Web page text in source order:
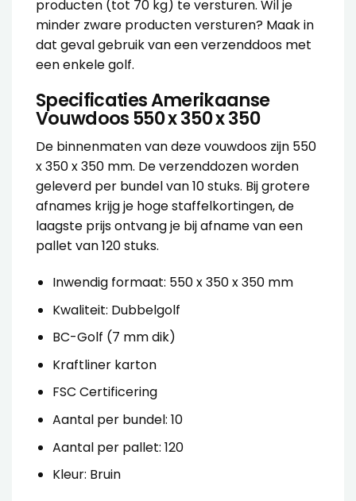
producten (tot 70 kg) te versturen. Wil je
minder zware producten versturen? Maak in
dat geval gebruik van een verzenddoos met
eenenkele golf.
Specificaties Amerikaanse
Vouwdoos 550 x 350 x 350
De binnenmaten van deze vouwdoos zijn 550
x 350 x 350 mm. De verzenddozen worden
geleverd per bundel van 10 stuks. Bij grotere
afnames krijg je hoge staffelkortingen, de
laagste prijs ontvang je bij afname van een
pallet van 120 stuks.
Inwendig formaat: 550 x 350 x 350 mm
Kwaliteit: Dubbelgolf
BC-Golf (7 mm dik)
Kraftliner karton
FSC Certificering
Aantal per bundel: 10
Aantal per pallet: 120
Kleur: Bruin